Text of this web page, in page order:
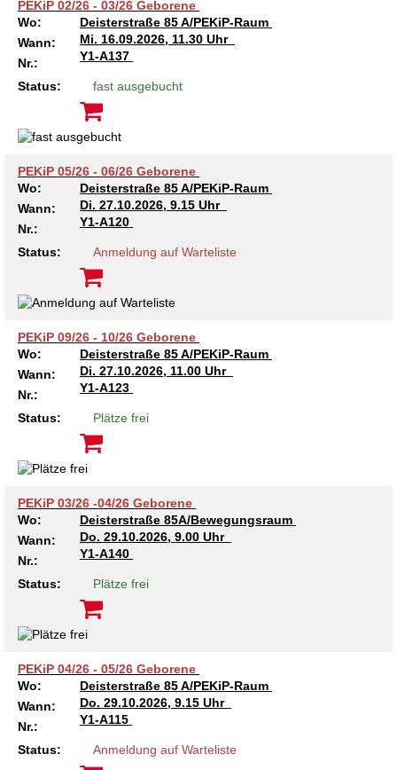
Kindertagesstätte Schneiderberg
Kindertagesstätte Sylter Weg
Kindertagesstätte Tresckowstraße
Kindertagesstätte Voltmerstraße
Kindertagesstätte Wiehbergstraße
Offene Sprach-Sprechstunde
Familienzentrum
Kindertagesstätte Mühenkamp / Familienzentrum
Kindertagesstätte Petermannstraße /
Familienzentrum
Kindertagesstätte Pfarrlandplatz
Hör- und Sprachheilkindergarten Ratswiese
Kindertagesstätte Schneiderberg
Familienzentrum
Kindertagesstätte Sylter Weg
Kindertagesstätte Tresckowstraße
Kindertagesstätte Voltmerstraße
Kindertagesstätte Wiehbergstraße
PEKiP 02/26 - 03/26 Geborene
Wo:
Deisterstraße 85 A/PEKiP-Raum
Wann:
Mi. 16.09.2026, 11.30 Uhr
Nr.:
Y1-A137
Status: fast ausgebucht
PEKiP 05/26 - 06/26 Geborene
Wo:
Deisterstraße 85 A/PEKiP-Raum
Wann:
Di. 27.10.2026, 9.15 Uhr
Nr.:
Y1-A120
Status: Anmeldung auf Warteliste
PEKiP 09/26 - 10/26 Geborene
Wo:
Deisterstraße 85 A/PEKiP-Raum
Wann:
Di. 27.10.2026, 11.00 Uhr
Nr.:
Y1-A123
Status: Plätze frei
PEKiP 03/26 -04/26 Geborene
Wo:
Deisterstraße 85A/Bewegungsraum
Wann:
Do. 29.10.2026, 9.00 Uhr
Nr.:
Y1-A140
Status: Plätze frei
PEKiP 04/26 - 05/26 Geborene
Wo:
Deisterstraße 85 A/PEKiP-Raum
Wann:
Do. 29.10.2026, 9.15 Uhr
Nr.:
Y1-A115
Status: Anmeldung auf Warteliste